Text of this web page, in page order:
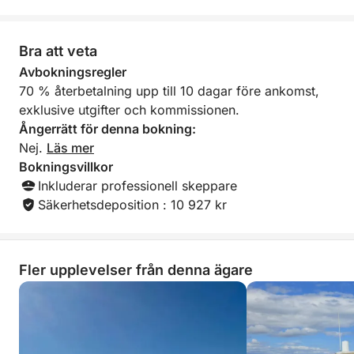
Bra att veta
Avbokningsregler
70 % återbetalning upp till 10 dagar före ankomst,
exklusive utgifter och kommissionen.
Ångerrätt för denna bokning:
Nej. Läs mer
Bokningsvillkor
Inkluderar professionell skeppare
Säkerhetsdeposition : 10 927 kr
Fler upplevelser från denna ägare